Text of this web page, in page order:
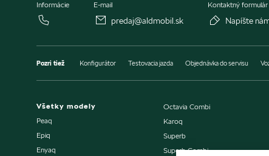
Informácie E-mail
predaj@aldmobil.sk
Kontaktný formulár
Napíšte
Pozri tiež Konfigurátor Testovacia jazda Objednávka do servisu
Všetky modely
Peaq
Epiq
Enyaq
Octavia Combi
Karoq
Superb
Superb Combi